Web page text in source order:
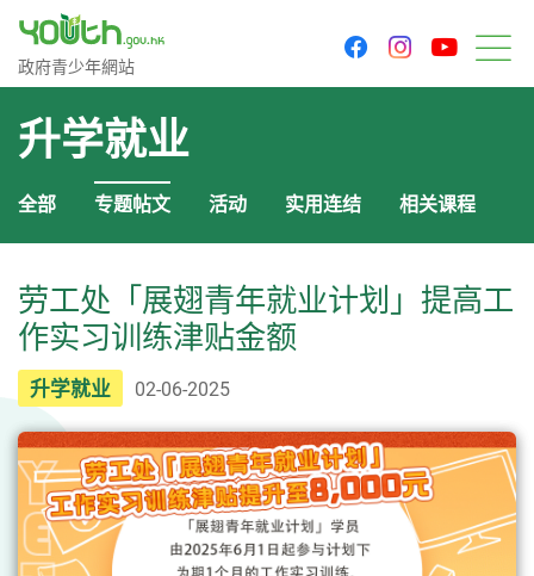
政府青少年网站
政府青少年網站
facebookinstagram
升学就业
全部 专题帖文 活动 实用连结 相关课程
劳工处「展翅青年就业计划」提高工
作实习训练津贴金额
升学就业 02-06-2025